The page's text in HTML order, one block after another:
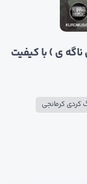
ی ) با کیفیت
کردی کرمانجی